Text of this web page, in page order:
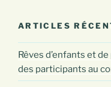
ARTICLES
Rêves d’enfants et
des participants au